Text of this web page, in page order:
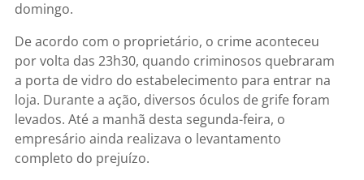
domingo.
De acordo com o proprietário, o crime aconteceu
por volta das 23h30, quando criminosos quebraram
a porta de vidro do estabelecimento para entrar na
loja. Durante a ação, diversos óculos de grife foram
levados. Até a manhã desta segunda-feira, o
empresário ainda realizava o levantamento
completo do prejuízo.